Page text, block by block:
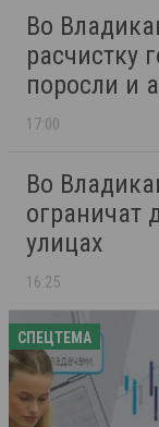
Во
расчистку
поросли и
17:00
Во
ограничат
улицах
16:25
СПЕЦТЕМА